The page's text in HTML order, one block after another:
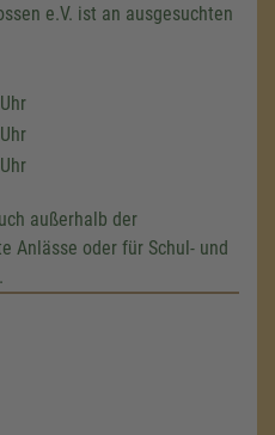
e.V. ist an ausgesuchten
außerhalb der
Anlässe oder für Schul- und